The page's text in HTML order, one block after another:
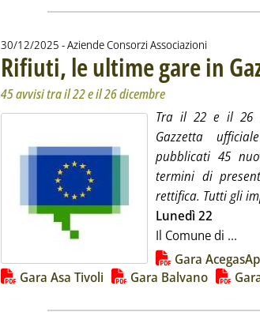
30/12/2025 - Aziende Consorzi Associazioni
Rifiuti, le ultime gare in
45 avvisi tra il 22 e il 26 dicembre
Tra il 22 e il 26
Gazzetta
pubblicati 45
termini di
rettifica. Tutti gli
Lunedì 22
Il Comune di ...
Lista allegati PDF alla notizia
Gara
Gara Asa Tivoli
Gara Balvano